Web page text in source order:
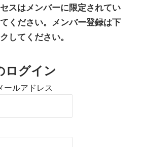
スはメンバーに限定されてい
ください。メンバー登録は下
してください。
ログイン
ールアドレス